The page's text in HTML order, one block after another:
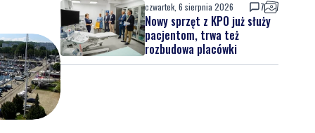
czwartek, 6 sierpnia 2026 7
Nowy sprzęt z KPO już służy
pacjentom, trwa też
rozbudowa placówki